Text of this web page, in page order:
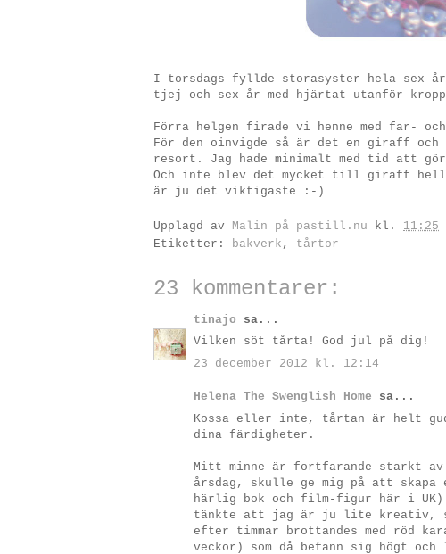
I torsdags fyllde storasyster hela sex år.
tjej och sex år med hjärtat utanför
Förra helgen firade vi henne med far-
För den oinvigde så är det en giraff och
resort. Jag hade minimalt med tid att
Och inte blev det mycket till giraff
är ju det viktigaste :-)
Upplagd av Malin på pastill.nu kl. 11:25
Etiketter:
bakverk , tårtor
23 kommentarer:
tinajo sa...
Vilken söt tårta! God jul på dig!
23 december 2012 kl. 12:14
Helena The Swenglish Home sa...
Kossa eller inte, tårtan är helt
dina färdigheter.
Mitt minne är fortfarande starkt
årsdag, skulle ge mig på att skapa
härlig bok och film-figur här i
tänkte att jag är ju lite kreativ,
efter timmar brottandes med röd
veckor) som då befann sig högt